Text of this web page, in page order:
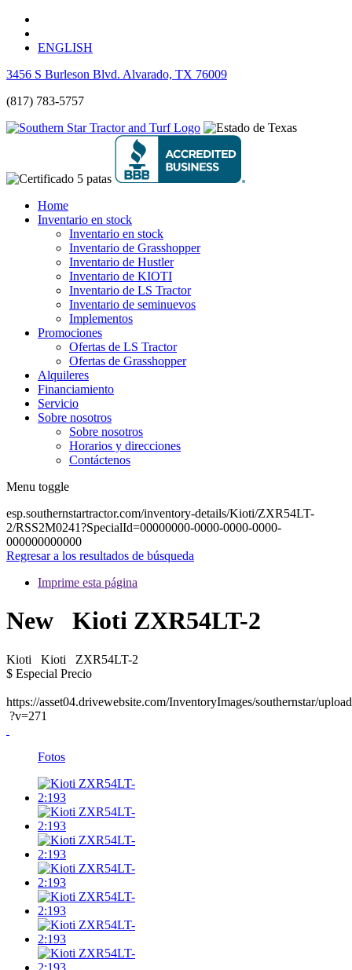
ENGLISH
3456 S Burleson Blvd. Alvarado, TX 76009
(817) 783-5757
Home
Inventario en stock
Inventario en stock
Inventario de Grasshopper
Inventario de Hustler
Inventario de KIOTI
Inventario de LS Tractor
Inventario de seminuevos
Implementos
Promociones
Ofertas de LS Tractor
Ofertas de Grasshopper
Alquileres
Financiamiento
Servicio
Sobre nosotros
Sobre nosotros
Horarios y direcciones
Contáctenos
Menu toggle
esp.southernstartractor.com/inventory-details/Kioti/ZXR54LT-
2/RSS2M0241?SpecialId=00000000-0000-0000-0000-
000000000000
Regresar a los resultados de búsqueda
Imprime esta página
New Kioti ZXR54LT-2
Kioti Kioti
ZXR54LT-2
$ Especial Precio
https://asset04.drivewebsite.com/InventoryImages/southernstar/
?v=271
Fotos